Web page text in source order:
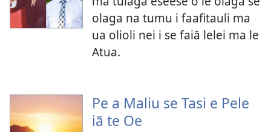
olaga na tumu i faafitauli ma
ua olioli nei i se faiā lelei ma le
Atua.
Pe a Maliu se Tasi e Pele
iā te Oe